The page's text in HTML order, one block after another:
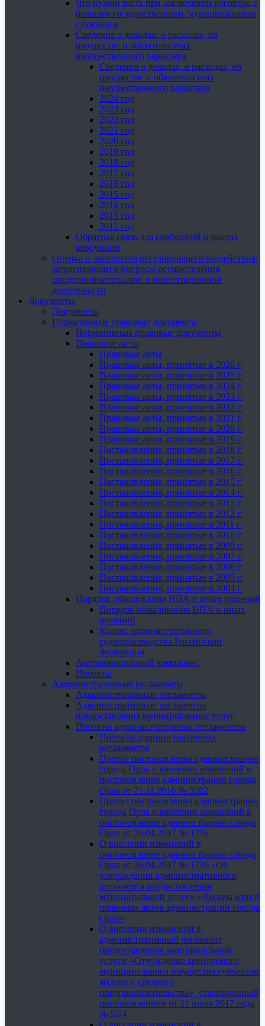
Что нужно знать при заключении договора с
бывшим государственным, муниципальным
служащим
Сведения о доходах, о расходах, об
имуществе и обязательствах
имущественного характера
Сведения о доходах, о расходах, об
имуществе и обязательствах
имущественного характера
2024 год
2023 год
2022 год
2021 год
2020 год
2019 год
2018 год
2017 год
2016 год
2015 год
2014 год
2013 год
2012 год
Обратная связь для сообщений о фактах
коррупции
Оценка и экспертиза регулирующего воздействия,
затрагивающего вопросы осуществления
предпринимательской и инвестиционной
деятельности
Документы
Документы
Нормативные правовые документы
Нормативные правовые документы
Правовые акты
Правовые акты
Правовые акты, принятые в 2026 г.
Правовые акты, принятые в 2025 г.
Правовые акты, принятые в 2024 г.
Правовые акты, принятые в 2023 г.
Правовые акты, принятые в 2022 г.
Правовые акты, принятые в 2021 г.
Правовые акты, принятые в 2020 г.
Правовые акты, принятые в 2019 г.
Постановления, принятые в 2018 г.
Постановления, принятые в 2017 г.
Постановления, принятые в 2016 г.
Постановления, принятые в 2015 г.
Постановления, принятые в 2014 г.
Постановления, принятые в 2013 г.
Постановления, принятые в 2012 г.
Постановления, принятые в 2011 г.
Постановления, принятые в 2010 г.
Постановления, принятые в 2009 г.
Постановления, принятые в 2007 г.
Постановления, принятые в 2006 г.
Постановления, принятые в 2005 г.
Постановления, принятые в 2004 г.
Порядок обжалования НПА и иных решений
Порядок обжалования НПА и иных
решений
Кодекс административного
судопроизводства Российской
Федерации
Антимонопольный комплаенс
Проекты
Административные регламенты
Административные регламенты
Административные регламенты
предоставления муниципальных услуг
Проекты административных регламентов
Проекты административных
регламентов
Проект постановления администрации
города Орла о внесении изменений в
постановление администрации города
Орла от 21.11.2016 № 5282
Проект постановления администрации
города Орла о внесении изменений в
постановление администрации города
Орла от 26.04.2017 № 1736
О внесении изменений в
постановление администрации города
Орла от 26.04.2017 № 1736 «Об
утверждении административного
регламента предоставления
муниципальной услуги «Выдача копий
правовых актов администрации города
Орла»
О внесении изменений в
административный регламент
предоставления муниципальной
услуги «Отчуждение арендуемого
муниципального имущества субъектам
малого и среднего
предпринимательства», утвержденный
постановлением от 21 июля 2017 года
№3274